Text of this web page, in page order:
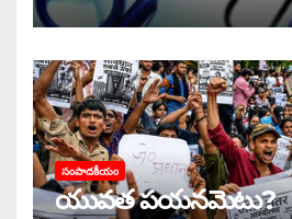
సంపాదకీయం
యువత పయనమెటు?